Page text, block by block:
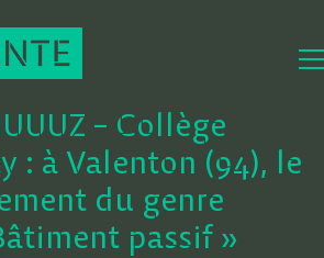
– Collège
: à Valenton (94), le
du genre
passif »